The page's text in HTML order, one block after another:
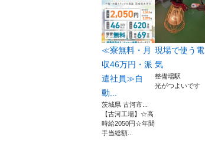
≪寮無料・月
収46万円・派
遣社員≫自
動...
茨城県 古河市...
【古河工場】☆高
時給2050円☆年間
手当総額...
現場で使う電
気
整備場駅
光がつよいです